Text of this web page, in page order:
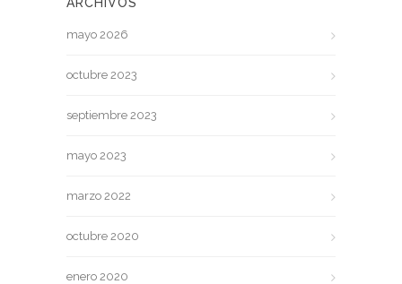
mayo 2026
octubre 2023
septiembre 2023
mayo 2023
marzo 2022
octubre 2020
enero 2020